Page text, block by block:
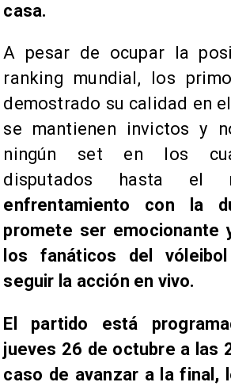
casa.
A pesar de ocupar la
ranking mundial, los
demostrado su calidad en
se mantienen invictos y
ningún set en los
disputados hasta el
enfrentamiento con la
promete ser emocionante
los fanáticos del
seguir la acción en vivo.
El partido está
jueves 26 de octubre a las
caso de avanzar a la final,